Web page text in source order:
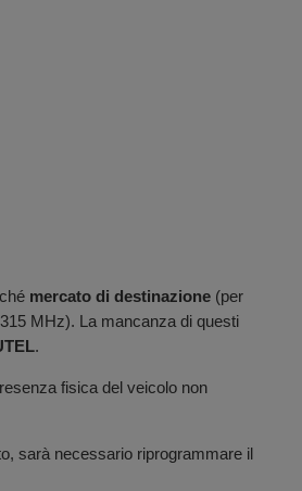
mercato di destinazione (per
MHz). La mancanza di questi
.
fisica del veicolo non
sarà necessario riprogrammare il